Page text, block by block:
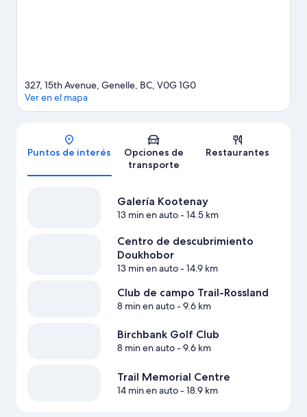
Mapa
327, 15th Avenue, Genelle, BC, V0G 1G0
Ver en el mapa
Puntos de interés
Opciones de
transporte
Restaurantes
Galería Kootenay
13 min en auto- 14.5 km
Centro de descubrimiento
Doukhobor
13 min en auto- 14.9 km
Club de campo Trail-Rossland
8 min en auto- 9.6 km
Birchbank Golf Club
8 min en auto- 9.6 km
Trail Memorial Centre
14 min en auto- 18.9 km